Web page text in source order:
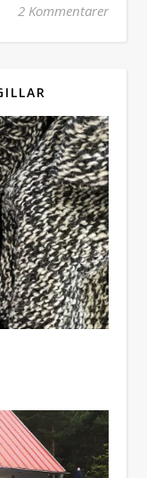
2 Kommentarer